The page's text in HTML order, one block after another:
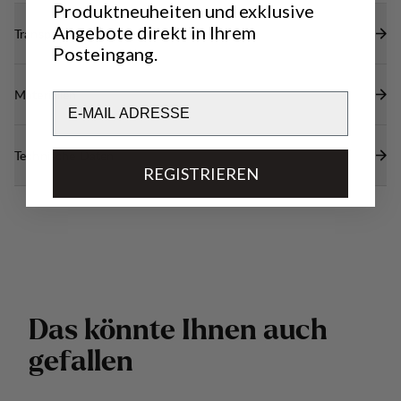
Transparenz
Materialien
Technische Daten
Das könnte Ihnen auch
gefallen
Produktneuheiten und exklusive
Angebote direkt in Ihrem
Posteingang.
REGISTRIEREN